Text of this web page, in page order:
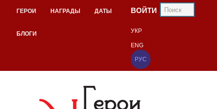
ГЕРОИ НАГРАДЫ ДАТЫ
БЛОГИ
ВОЙТИ
УКР
ENG
РУС